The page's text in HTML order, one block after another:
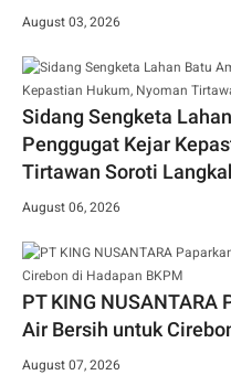
August 03, 2026
Sidang Sengketa
Penggugat Kejar
Tirtawan Soroti
August 06, 2026
PT KING
Air Bersih untuk
August 07, 2026